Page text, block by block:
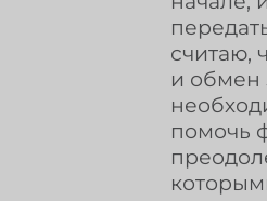
считаю,
и обмен
помочь